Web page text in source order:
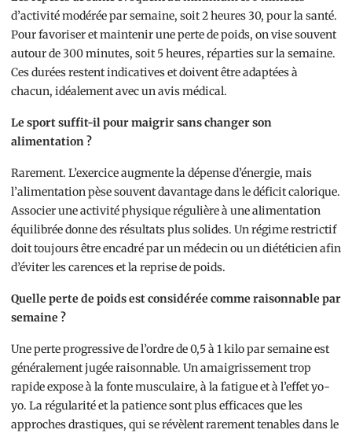
d’activité modérée par semaine, soit 2 heures 30, pour la santé.
Pour favoriser et maintenir une perte de poids, on vise souvent
autour de 300 minutes, soit 5 heures, réparties sur la semaine.
Ces durées restent indicatives et doivent être adaptées à
chacun, idéalement avec un avis médical.
Le sport suffit-il pour maigrir sans changer son
alimentation ?
Rarement. L’exercice augmente la dépense d’énergie, mais
l’alimentation pèse souvent davantage dans le déficit calorique.
Associer une activité physique régulière à une alimentation
équilibrée donne des résultats plus solides. Un régime restrictif
doit toujours être encadré par un médecin ou un diététicien afin
d’éviter les carences et la reprise de poids.
Quelle perte de poids est considérée comme raisonnable par
semaine ?
Une perte progressive de l’ordre de 0,5 à 1 kilo par semaine est
généralement jugée raisonnable. Un amaigrissement trop
rapide expose à la fonte musculaire, à la fatigue et à l’effet yo-
yo. La régularité et la patience sont plus efficaces que les
approches drastiques, qui se révèlent rarement tenables dans le